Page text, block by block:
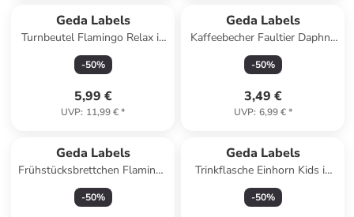
Geda Labels
Turnbeutel Flamingo Relax in
Rosa - 42x33x1cm
-50%
5,99 €
UVP: 11,99 €*
Geda Labels
Kaffeebecher Faultier Daphne
Bett in Rosa - 300 ml
-50%
3,49 €
UVP: 6,99 €*
Geda Labels
Frühstücksbrettchen Flamingo
Früchte in Pink -
23,5x14,5x0,3cm
-50%
Geda Labels
Trinkflasche Einhorn Kids in
Pink - 350ml
-50%